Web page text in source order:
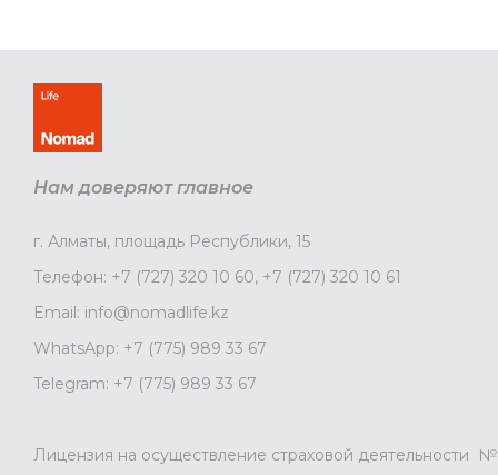
Нам доверяют главное
г. Алматы, площадь Республики, 15
Телефон: +7 (727) 320 10 60, +7 (727) 320 10 61
Email: info@nomadlife.kz
WhatsApp: +7 (775) 989 33 67
Telegram: +7 (775) 989 33 67
Лицензия на осуществление страховой деятельности №